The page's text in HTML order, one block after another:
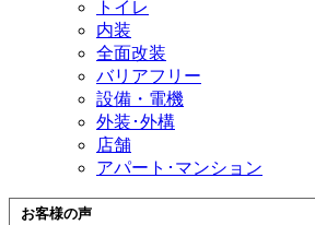
トイレ
内装
全面改装
バリアフリー
設備・電機
外装･外構
店舗
アパート･マンション
お客様の声